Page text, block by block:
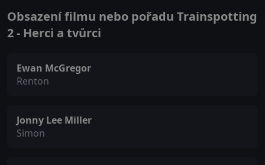
Obsazení filmu nebo pořadu Trainspotting
2 - Herci a tvůrci
Ewan McGregor
Renton
Jonny Lee Miller
Simon